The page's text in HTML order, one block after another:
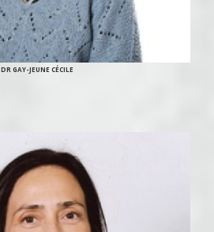
DR GAY-JEUNE CÉCILE